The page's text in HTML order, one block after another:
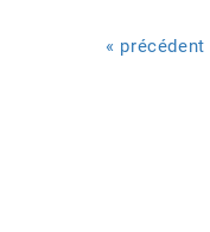
« précédent